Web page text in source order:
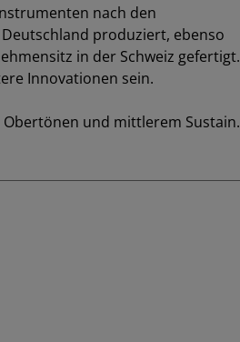
nach den
produziert, ebenso
in der Schweiz gefertigt.
Innovationen sein.
Obertönen und mittlerem Sustain.